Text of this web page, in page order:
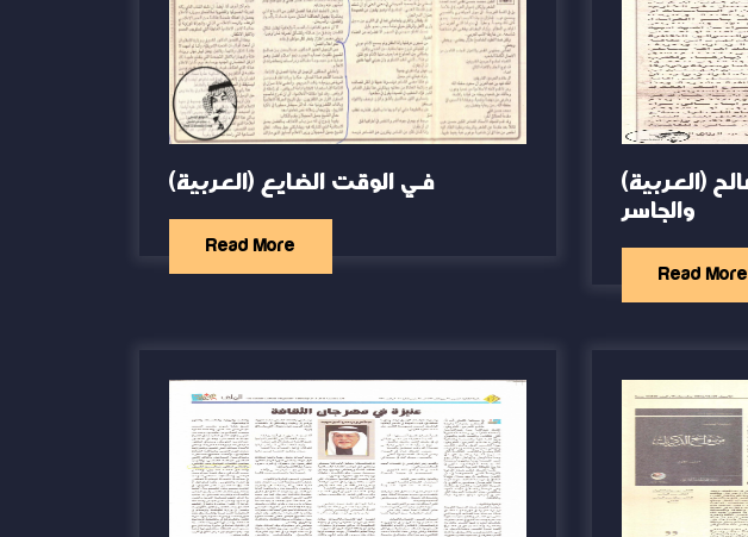
(العربية) في الوقت الضايع
Read More
(العربية) دعوة لتوأمة مركزي صالح
والجاسر
Read More